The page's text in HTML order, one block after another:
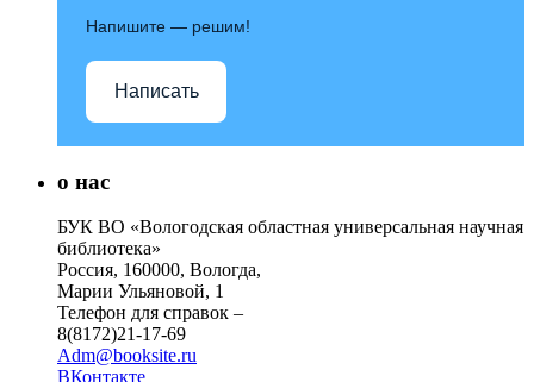
Напишите — решим!
Написать
о нас
БУК ВО «Вологодская областная универсальная научная
библиотека»
Россия, 160000, Вологда,
Марии Ульяновой, 1
Телефон для справок –
8(8172)21-17-69
Adm@booksite.ru
ВКонтакте